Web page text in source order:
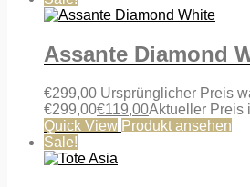
Assante Diamond
€299,00 Ursprünglicher Preis
€299,00€119,00Aktueller Preis
Quick View Produkt ansehen
Sale!